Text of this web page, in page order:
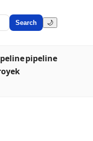
Search 🌙
pipeline